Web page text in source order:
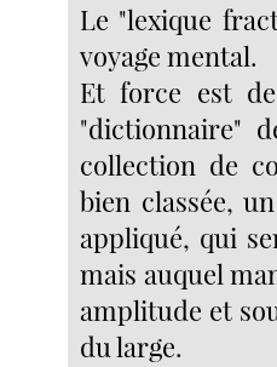
Le "lexique
voyage mental.
Et force est
"dictionnaire"
collection de
bien classée,
appliqué, qui
mais auquel
amplitude et
du large.